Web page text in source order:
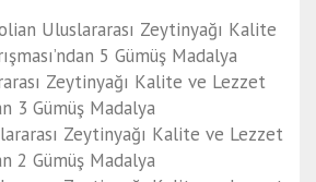
Uluslararası Zeytinyağı Kalite
5 Gümüş Madalya
Zeytinyağı Kalite ve Lezzet
3 Gümüş Madalya
Zeytinyağı Kalite ve Lezzet
2 Gümüş Madalya